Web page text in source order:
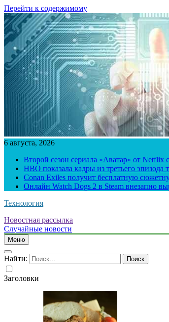
Перейти к содержимому
6 августа, 2026
Второй сезон сериала «Аватар» от Netflix
HBO показала кадры из третьего эпизода
Conan Exiles получит бесплатную
Онлайн Watch Dogs 2 в Steam внезапно
Технология
Новостная рассылка
Случайные новости
Меню
Найти:
Заголовки